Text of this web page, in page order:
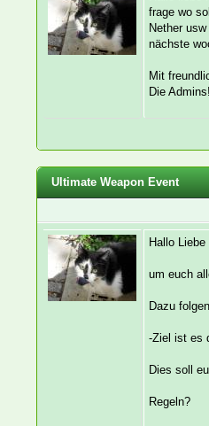
frage wo
Nether
nächste
Mit
Die
Ultimate Weapon Event
Hallo
um euch
Dazu
-Ziel ist es
Dies soll
Regeln?